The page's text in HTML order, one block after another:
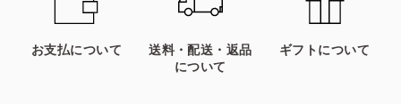
お支払について
送料・配送・返品
について
ギフトについて